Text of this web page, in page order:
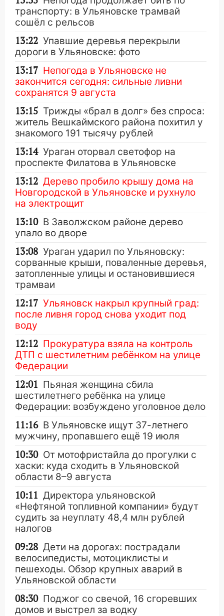
транспорту: в Ульяновске трамвай
сошёл с рельсов
13:22 Упавшие деревья перекрыли
дороги в Ульяновске: фото
13:17 Непогода в Ульяновске не
закончится сегодня: сильные ливни
сохранятся 9 августа
13:15 Трижды «брал в долг» без спроса:
житель Вешкаймского района похитил у
знакомого 191 тысячу рублей
13:14 Ураган оторвал светофор на
проспекте Филатова в Ульяновске
13:12 Дерево пробило крышу дома на
Новгородской в Ульяновске и рухнуло
на электрощит
13:10 В Заволжском районе дерево
упало во дворе
13:08 Ураган ударил по Ульяновску:
сорванные крыши, поваленные деревья,
затопленные улицы и остановившиеся
трамваи
12:17 Ульяновск накрыл крупный град:
после ливня город снова уходит под
воду
12:12 Прокуратура взяла на контроль
ДТП с шестилетним ребёнком на улице
Федерации
12:01 Пьяная женщина сбила
шестилетнего ребёнка на улице
Федерации: возбуждено уголовное дело
11:16 В Ульяновске ищут 37-летнего
мужчину, пропавшего ещё 19 июля
10:30 От мотофристайла до прогулки с
хаски: куда сходить в Ульяновской
области 8–9 августа
10:11 Директора ульяновской
«Нефтяной топливной компании» будут
судить за неуплату 48,4 млн рублей
налогов
09:28 Дети на дорогах: пострадали
велосипедисты, мотоциклисты и
пешеходы. Обзор крупных аварий в
Ульяновской области
08:30 Поджог со свечой, 16 сгоревших
домов и выстрел за водку